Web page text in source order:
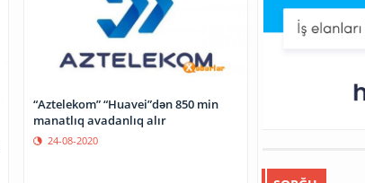
“Aztelekom” “Huavei”dən 850 min
manatlıq avadanlıq alır
24-08-2020